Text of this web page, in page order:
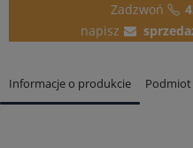
Zadzwoń
napisz
Informacje o produkcie